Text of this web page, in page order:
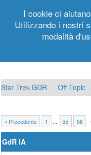
Registrati
Star Trek GDR Off Topic
« Precedente 1 ... 55 56
GdR IA
I cookie ci
Utilizzando i nostri
modalità